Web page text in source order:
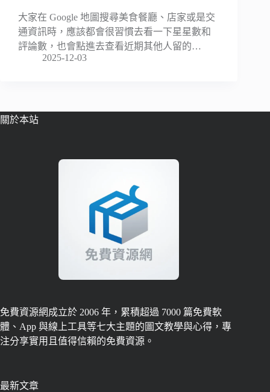
大家在 Google 地圖搜尋美食餐廳、店家或是交
通資訊時，應該都會很習慣去看一下星星數和
評論數，也會點進去查看近期其他人留的…
2025-12-03
關於本站
免費資源網成立於 2006 年，累積超過 7000 篇免費軟
體、App 與線上工具等七大主題的圖文教學與心得，專
注分享實用且值得信賴的免費資源。
最新文章